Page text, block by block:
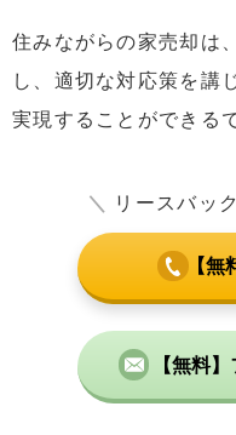
住みながらの家売却は
し、適切な対応策を講
実現することができる
＼ リースバッ
【無
【無料